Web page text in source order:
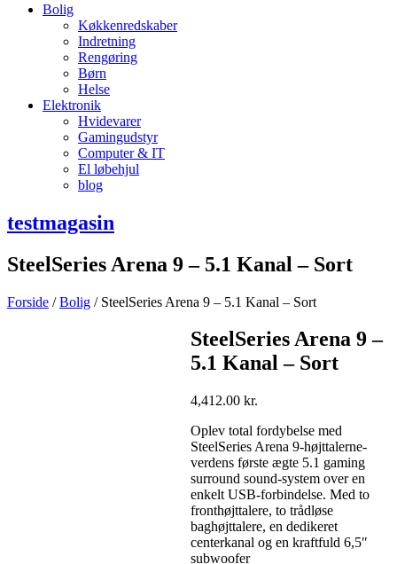
Bolig
Køkkenredskaber
Indretning
Rengøring
Børn
Helse
Elektronik
Hvidevarer
Gamingudstyr
Computer & IT
El løbehjul
blog
testmagasin
SteelSeries Arena 9 – 5.1 Kanal – Sort
Forside /Bolig / SteelSeries Arena 9 – 5.1 Kanal – Sort
SteelSeries Arena 9 –
5.1 Kanal – Sort
4,412.00kr.
Oplev total fordybelse med
SteelSeries Arena 9-højttalerne-
verdens første ægte 5.1 gaming
surround sound-system over en
enkelt USB-forbindelse. Med to
fronthøjttalere, to trådløse
baghøjttalere, en dedikeret
centerkanal og en kraftfuld 6,5″
subwoofer